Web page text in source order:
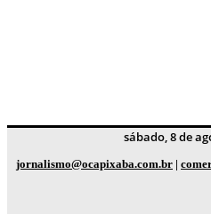
sábado, 8 de
jornalismo@ocapixaba.com.br |